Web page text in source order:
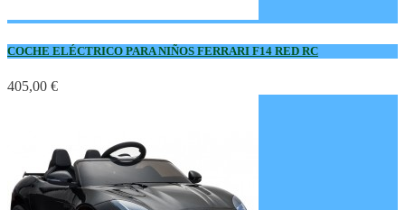
COCHE ELÉCTRICO PARA NIÑOS FERRARI F14 RED RC
405,00 €